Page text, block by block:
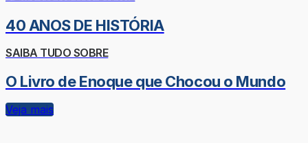
40 ANOS DE HISTÓRIA
SAIBA TUDO SOBRE
O Livro de Enoque que Chocou o Mundo
Veja mais